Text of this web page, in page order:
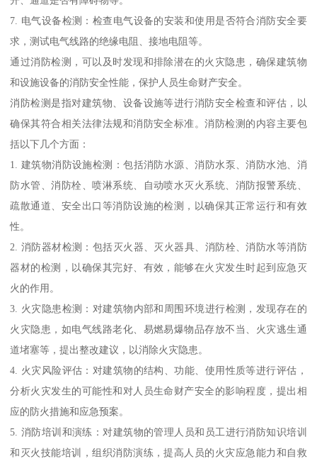
7. 电气设备检测：检查电气设备的安装和使用是否符合消防安全要
求，测试电气线路的绝缘电阻、接地电阻等。
通过消防检测，可以及时发现和排除潜在的火灾隐患，确保建筑物
和设施设备的消防安全性能，保护人员生命财产安全。
消防检测是指对建筑物、设备设施等进行消防安全检查和评估，以
确保其符合相关法律法规和消防安全标准。消防检测的内容主要包
括以下几个方面：
1. 建筑物消防设施检测：包括消防水源、消防水泵、消防水池、消
防水管、消防栓、喷淋系统、自动喷水灭火系统、消防报警系统、
疏散通道、安全出口等消防设施的检测，以确保其正常运行和有效
性。
2. 消防器材检测：包括灭火器、灭火器具、消防栓、消防水等消防
器材的检测，以确保其完好、有效，能够在火灾发生时起到应急灭
火的作用。
3. 火灾隐患检测：对建筑物内部和周围环境进行检测，发现存在的
火灾隐患，如电气线路老化、易燃易爆物品存放不当、火灾逃生通
道堵塞等，提出整改建议，以消除火灾隐患。
4. 火灾风险评估：对建筑物的结构、功能、使用性质等进行评估，
分析火灾发生的可能性和对人员生命财产安全的影响程度，提出相
应的防火措施和应急预案。
5. 消防培训和演练：对建筑物的管理人员和员工进行消防知识培训
和灭火技能培训，组织消防演练，提高人员的火灾应急能力和自救